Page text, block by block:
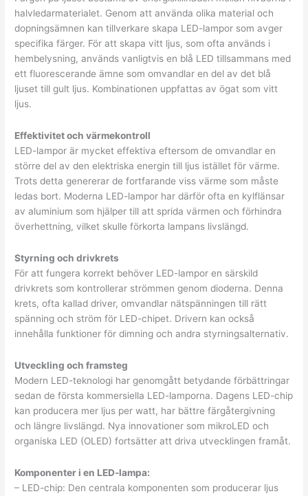
halvledarmaterialet. Genom att använda olika material och
dopningsämnen kan tillverkare skapa LED-lampor som avger
specifika färger. För att skapa vitt ljus, som ofta används i
hembelysning, används vanligtvis en blå LED tillsammans med
ett fluorescerande ämne som omvandlar en del av det blå
ljuset till gult ljus. Kombinationen uppfattas av ögat som vitt
ljus.
Effektivitet och värmekontroll
LED-lampor är mycket effektiva eftersom de omvandlar en
större del av den elektriska energin till ljus istället för värme.
Trots detta genererar de fortfarande viss värme som måste
ledas bort. Moderna LED-lampor har därför ofta en kylflänsar
av aluminium som hjälper till att sprida värmen och förhindra
överhettning, vilket skulle förkorta lampans livslängd.
Styrning och drivkrets
För att fungera korrekt behöver LED-lampor en särskild
drivkrets som kontrollerar strömmen genom dioderna. Denna
krets, ofta kallad driver, omvandlar nätspänningen till rätt
spänning och ström för LED-chipet. Drivern kan också
innehålla funktioner för dimning och andra styrningsalternativ.
Utveckling och framsteg
Modern LED-teknologi har genomgått betydande förbättringar
sedan de första kommersiella LED-lamporna. Dagens LED-chip
kan producera mer ljus per watt, har bättre färgåtergivning
och längre livslängd. Nya innovationer som mikroLED och
organiska LED (OLED) fortsätter att driva utvecklingen framåt.
Komponenter i en LED-lampa:
– LED-chip: Den centrala komponenten som producerar ljus